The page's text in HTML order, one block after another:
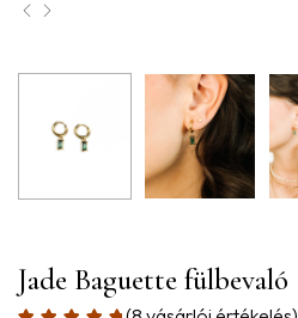
Jade Baguette fülbevaló